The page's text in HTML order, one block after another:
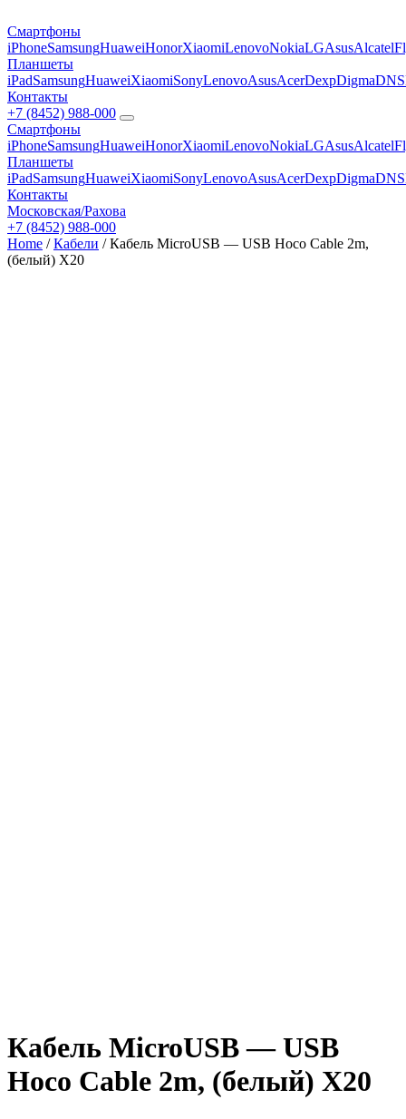
Смартфоны
iPhoneSamsungHuaweiHonorXiaomiLenovoNokiaLGAsusAlcatel
Планшеты
iPadSamsungHuaweiXiaomiSonyLenovoAsusAcerDexpDigmaDNS
Контакты
+7 (8452) 988-000
Смартфоны
iPhoneSamsungHuaweiHonorXiaomiLenovoNokiaLGAsusAlcatel
Планшеты
iPadSamsungHuaweiXiaomiSonyLenovoAsusAcerDexpDigmaDNS
Контакты
Московская/Рахова
+7 (8452) 988-000
Home /Кабели / Кабель MicroUSB — USB Hoco Cable 2m,
(белый) X20
Кабель MicroUSB — USB
Hoco Cable 2m, (белый) X20